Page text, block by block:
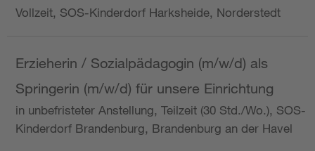
Vollzeit, SOS-Kinderdorf Harksheide, Norderstedt
Erzieherin / Sozialpädagogin (m/w/d) als
Springerin (m/w/d) für unsere Einrichtung
in unbefristeter Anstellung, Teilzeit (30 Std./Wo.), SOS-
Kinderdorf Brandenburg, Brandenburg an der Havel